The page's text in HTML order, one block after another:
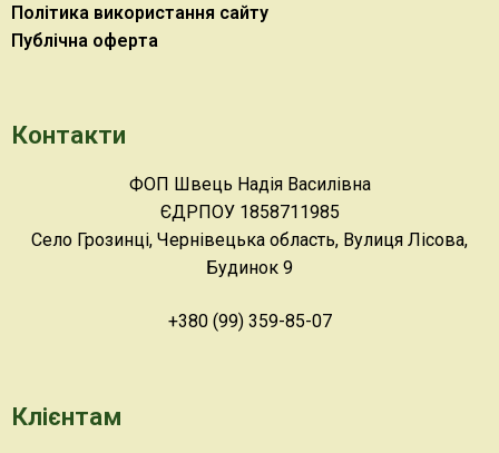
Політика використання сайту
Публічна оферта
Контакти
ФОП Швець Надія Василівна
ЄДРПОУ 1858711985
Село Грозинці, Чернівецька область, Вулиця Лісова,
Будинок 9
+380 (99) 359-85-07
Клієнтам